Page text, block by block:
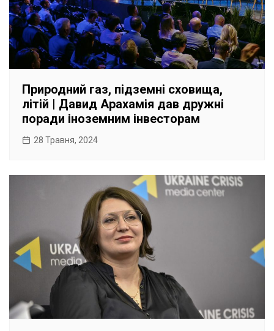
Природний газ, підземні сховища,
літій | Давид Арахамія дав дружні
поради іноземним інвесторам
28 Травня, 2024